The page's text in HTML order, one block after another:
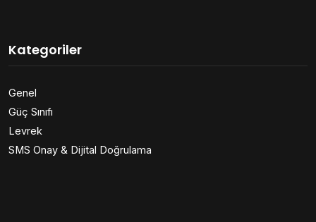
Kategoriler
Genel
Güç Sınıfı
Levrek
SMS Onay & Dijital Doğrulama